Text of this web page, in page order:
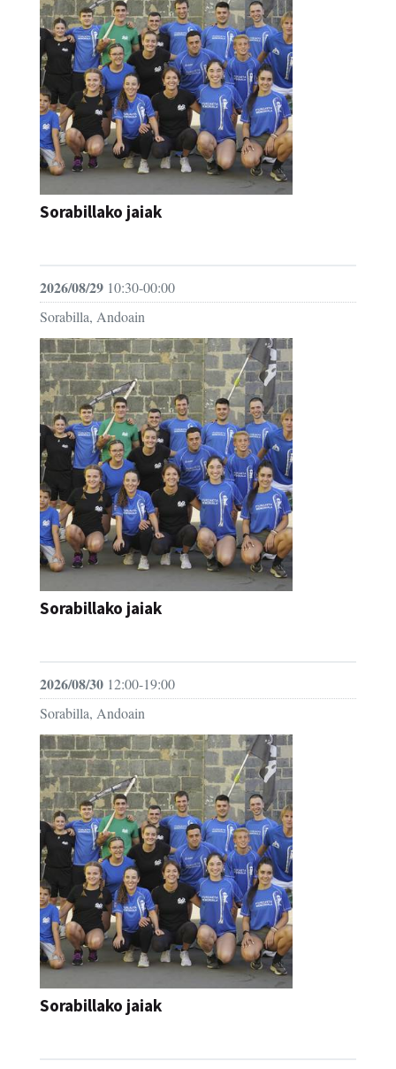
Sorabillako jaiak
2026/08/29 10:30-00:00
Sorabilla, Andoain
Sorabillako jaiak
2026/08/30 12:00-19:00
Sorabilla, Andoain
Sorabillako jaiak